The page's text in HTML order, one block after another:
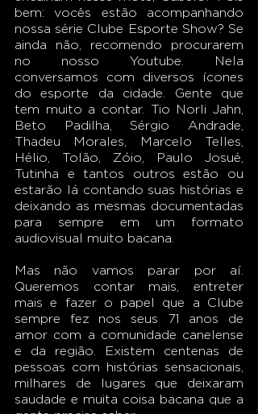
bem: vocês estão acompanhando
nossa série Clube Esporte Show? Se
ainda não, recomendo procurarem
no nosso Youtube. Nela
conversamos com diversos ícones
do esporte da cidade. Gente que
tem muito a contar. Tio Norli Jahn,
Beto Padilha, Sérgio Andrade,
Thadeu Morales, Marcelo Telles,
Hélio, Tolão, Zóio, Paulo Josué,
Tutinha e tantos outros estão ou
estarão lá contando suas histórias e
deixando as mesmas documentadas
para sempre em um formato
audiovisual muito bacana.
Mas não vamos parar por aí.
Queremos contar mais, entreter
mais e fazer o papel que a Clube
sempre fez nos seus 71 anos de
amor com a comunidade canelense
e da região. Existem centenas de
pessoas com histórias sensacionais,
milhares de lugares que deixaram
saudade e muita coisa bacana que a